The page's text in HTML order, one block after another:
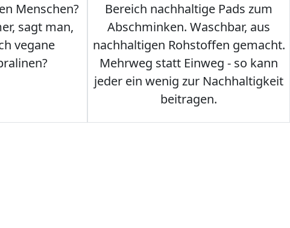
Menschen?
sagt man,
vegane
Bereich nachhaltige Pads zum
Abschminken. Waschbar, aus
nachhaltigen Rohstoffen gemacht.
Mehrweg statt Einweg - so kann
jeder ein wenig zur Nachhaltigkeit
beitragen.